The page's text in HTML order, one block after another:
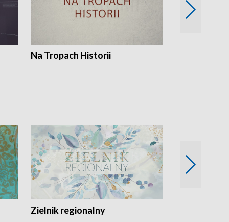
Na Tropach Historii
Zielnik regionalny